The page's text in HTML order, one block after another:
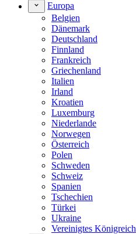
Europa
Belgien
Dänemark
Deutschland
Finnland
Frankreich
Griechenland
Italien
Irland
Kroatien
Luxemburg
Niederlande
Norwegen
Österreich
Polen
Schweden
Schweiz
Spanien
Tschechien
Türkei
Ukraine
Vereinigtes Königreich